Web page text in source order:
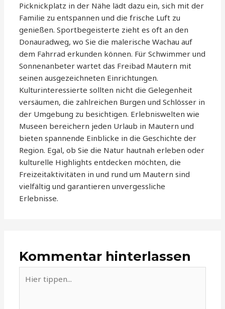
Picknickplatz in der Nähe lädt dazu ein, sich mit der
Familie zu entspannen und die frische Luft zu
genießen. Sportbegeisterte zieht es oft an den
Donauradweg, wo Sie die malerische Wachau auf
dem Fahrrad erkunden können. Für Schwimmer und
Sonnenanbeter wartet das Freibad Mautern mit
seinen ausgezeichneten Einrichtungen.
Kulturinteressierte sollten nicht die Gelegenheit
versäumen, die zahlreichen Burgen und Schlösser in
der Umgebung zu besichtigen. Erlebniswelten wie
Museen bereichern jeden Urlaub in Mautern und
bieten spannende Einblicke in die Geschichte der
Region. Egal, ob Sie die Natur hautnah erleben oder
kulturelle Highlights entdecken möchten, die
Freizeitaktivitäten in und rund um Mautern sind
vielfältig und garantieren unvergessliche
Erlebnisse.
Kommentar hinterlassen
tippen...